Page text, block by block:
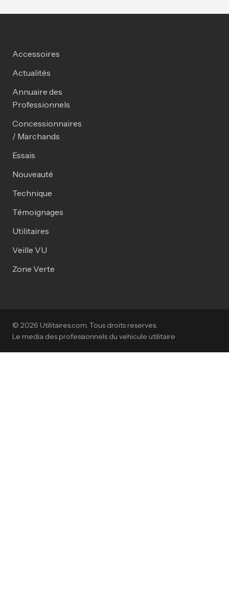
Accessoires
Actualités
Annuaire des
Professionnels
Concessionnaires
/ Marchands
Essais
Nouveauté
Technique
Témoignages
Utilitaires
Veille VU
Zone Verte
© 2026 Utilitaires.com. Tous droits reserves.
Le media des professionnels du vehicule utilitaire